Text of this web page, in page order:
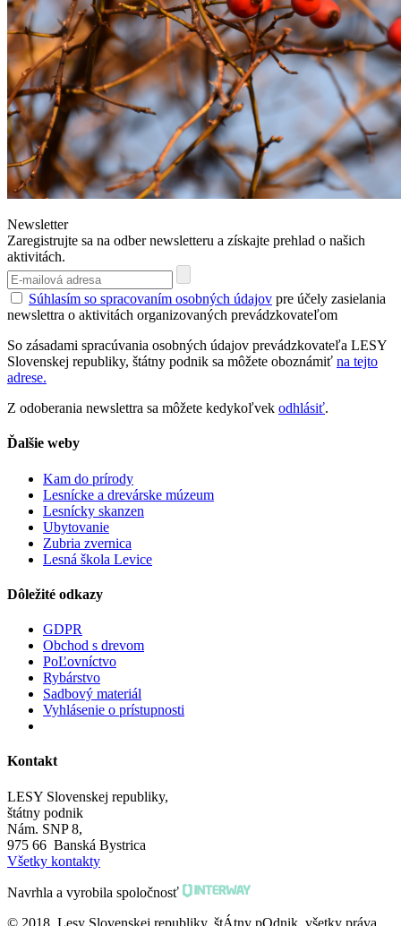
Newsletter
Zaregistrujte sa na odber newsletteru a získajte prehlad o našich
aktivitách.
Súhlasím so spracovaním osobných údajov pre účely zasielania
newslettra o aktivitách organizovaných prevádzkovateľom
So zásadami spracúvania osobných údajov prevádzkovateľa LESY
Slovenskej republiky, štátny podnik sa môžete oboznámiť na tejto
adrese.
Z odoberania newslettra sa môžete kedykoľvek odhlásiť.
Ďalšie weby
Kam do prírody
Lesnícke a drevárske múzeum
Lesnícky skanzen
Ubytovanie
Zubria zvernica
Lesná škola Levice
Dôležité odkazy
GDPR
Obchod s drevom
PoĽovníctvo
Rybárstvo
Sadbový materiál
Vyhlásenie o prístupnosti
Kontakt
LESY Slovenskej republiky,
štátny podnik
Nám. SNP 8,
975 66 Banská Bystrica
Všetky kontakty
Navrhla a vyrobila spoločnosť
© 2018 Lesy Slovenskej republiky, štÁtny pOdnik, všetky práva